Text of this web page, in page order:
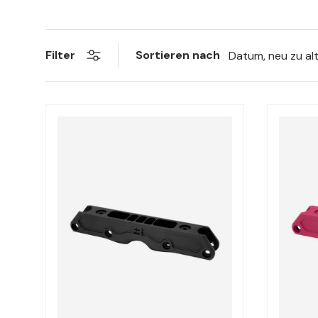
Filter Sortieren nach Datum, neu zu alt